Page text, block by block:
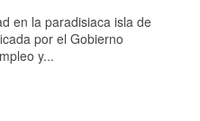
en la paradisiaca isla de
por el Gobierno
y...